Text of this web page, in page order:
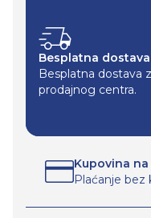
Besplatna dostava
Besplatna dostava
prodajnog centra.
Kupovina
Plaćanje bez